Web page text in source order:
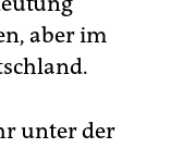
aber im
unter der